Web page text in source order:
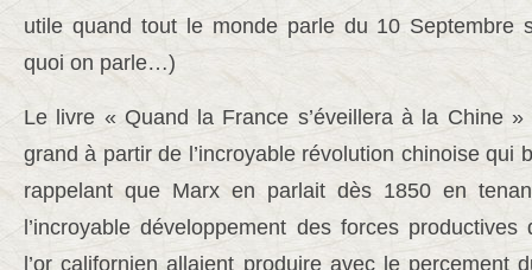
utile quand tout le monde parle du 10 Septembre
quoi on parle…)
Le livre « Quand la France s’éveillera à la Chine
grand à partir de l’incroyable révolution chinoise qui
rappelant que Marx en parlait dès 1850 en
l’incroyable développement des forces
l’or californien allaient produire avec le percement